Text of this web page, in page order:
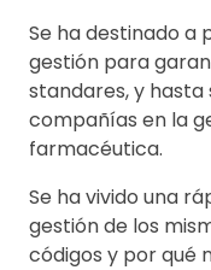
Se ha destinado a
gestión para
standares, y hasta
compañías en la
farmacéutica.
Se ha vivido una
gestión de los
códigos y por qué